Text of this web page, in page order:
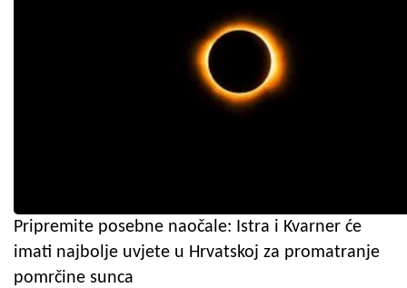
Pripremite posebne naočale: Istra i Kvarner će
imati najbolje uvjete u Hrvatskoj za promatranje
pomrčine sunca